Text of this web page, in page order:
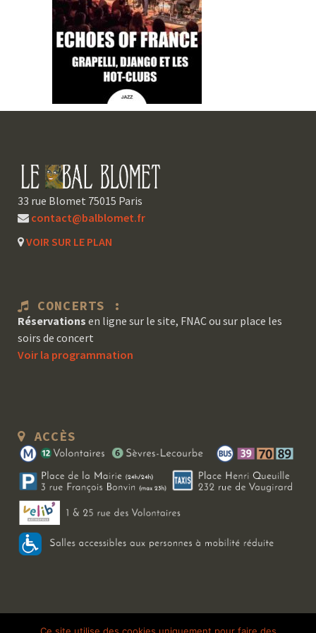
33 rue Blomet 75015 Paris
contact@balblomet.fr
VOIR SUR LE PLAN
CONCERTS :
Réservations en ligne sur le site, FNAC ou sur place les
soirs de concert
Voir la programmation
ACCÈS
Copyright 2026 Le Bal Blomet | Tous droits réservés | Mentions légales